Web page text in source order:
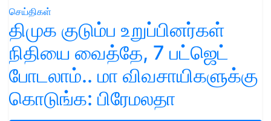
செய்திகள்
திமுக குடும்ப உறுப்பினர்கள்
நிதியை வைத்தே, 7 பட்ஜெட்
போடலாம்.. மா விவசாயிகளுக்கு
கொடுங்க: பிரேமலதா